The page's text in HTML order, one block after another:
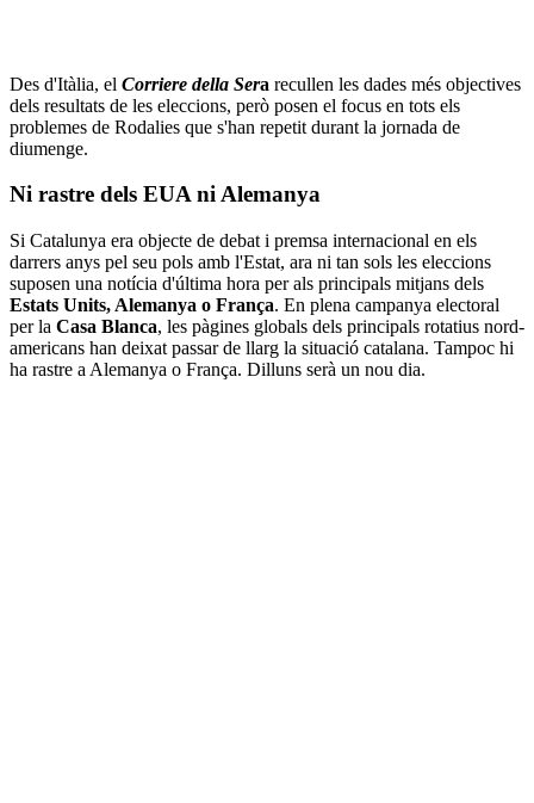
Des d'Itàlia, el Corriere della Sera recullen les dades més objectives
dels resultats de les eleccions, però posen el focus en tots els
problemes de Rodalies que s'han repetit durant la jornada de
diumenge.
Ni rastre dels EUA ni Alemanya
Si Catalunya era objecte de debat i premsa internacional en els
darrers anys pel seu pols amb l'Estat, ara ni tan sols les eleccions
suposen una notícia d'última hora per als principals mitjans dels
Estats Units, Alemanya o França. En plena campanya electoral
per la Casa Blanca, les pàgines globals dels principals rotatius nord-
americans han deixat passar de llarg la situació catalana. Tampoc hi
ha rastre a Alemanya o França. Dilluns serà un nou dia.